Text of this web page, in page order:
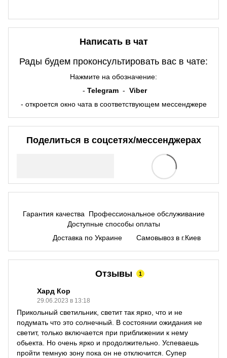
Написать в чат
Рады будем проконсультировать вас в чате:
Нажмите на обозначение:
- Telegram - Viber
- откроется окно чата в соответствующем мессенджере
Поделиться в соцсетях/мессенджерах
Гарантия качества Профессиональное обслуживание
Доступные способы оплаты
Доставка по Украине
Самовывоз в г.Киев
Отзывы 1
Хард Кор
29.06.2023 в 13:18
Прикольный светильник, светит так ярко, что и не
подумать что это солнечный. В состоянии ожидания не
светит, только включается при приближении к нему
обьекта. Но очень ярко и продолжительно. Успеваешь
пройти темную зону пока он не отключится. Супер